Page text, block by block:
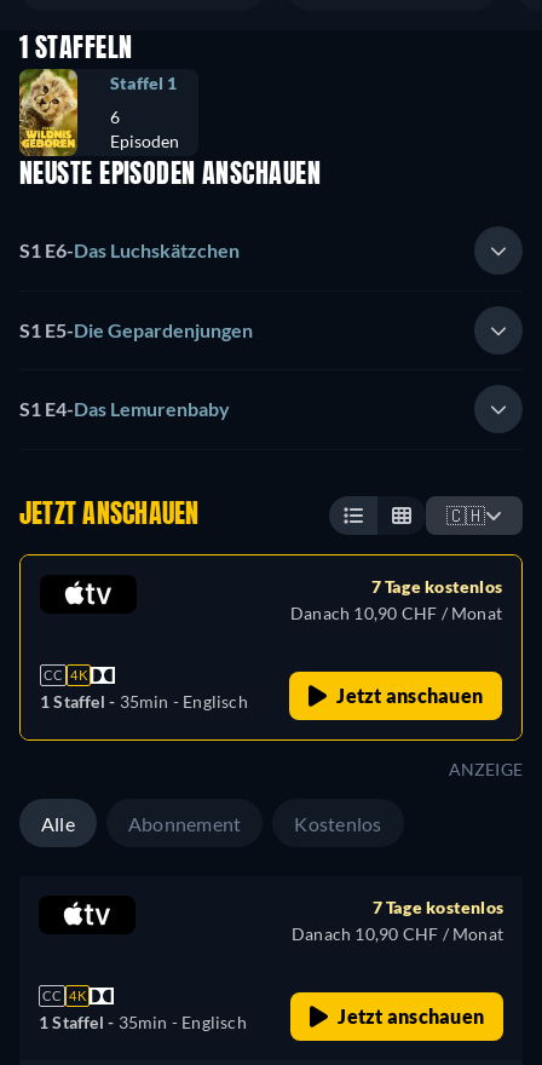
1 STAFFELN
Staffel 1
6
Episoden
NEUSTE EPISODEN ANSCHAUEN
S1 E6-Das Luchskätzchen
S1 E5-Die Gepardenjungen
S1 E4-Das Lemurenbaby
JETZT ANSCHAUEN 🇨🇭
CC 4K
1 Staffel - 35min - Englisch
7 Tage kostenlos
Danach 10,90 CHF / Monat
Jetzt anschauen
ANZEIGE
Alle Abonnement Kostenlos
CC 4K
1 Staffel - 35min - Englisch
7 Tage kostenlos
Danach 10,90 CHF / Monat
Jetzt anschauen